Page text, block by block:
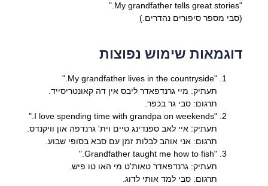
"My grandfather tells great stories."
(סבי מספר סיפורים נהדרים.)
דוגמאות שימוש נפוצות
"My grandfather lives in the countryside."
תעתיק: מיי גרנדפאדר ליבס אין דה קאונטריסייד.
תרגום: סבי גר בכפר.
"I love spending time with grandpa on weekends."
תעתיק: איי לאב ספנדינג טיים וית' גרנדפה און וויקנדס.
תרגום: אני אוהב לבלות זמן עם סבא בסופי שבוע.
"Grandfather taught me how to fish."
תעתיק: גרנדפאדר טאות'ט מי האו טו פיש.
תרגום: סבי למד אותי לדוג.